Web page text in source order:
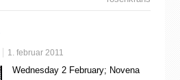
1. februar 2011
Wednesday 2 February; Novena